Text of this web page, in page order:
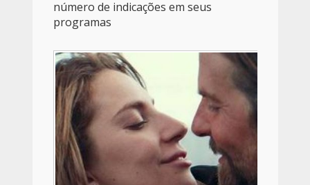
número de indicações em seus
programas